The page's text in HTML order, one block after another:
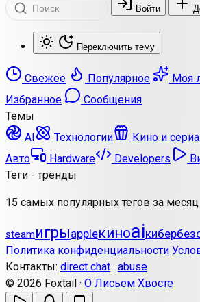
Войти
Переключить тему
Свежее Популярное
Моя
Избранное
Сообщения
Темы
AI
Технологии Кино и
Авто
Hardware Developers
Теги - тренды
15 самых популярных тегов за месяц
steamигрыappleкиноai
Политика конфиденциальности
Контакты: direct chat · abuse
© 2026 Foxtail · О Лисьем Хвосте